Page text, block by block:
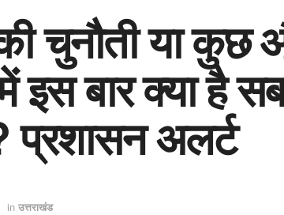
चुनौती या कुछ
इस बार क्या है
प्रशासन अलर्ट
in उत्तराखंड